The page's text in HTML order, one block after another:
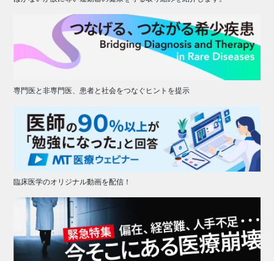
専門医と非専門医、患者と社会をつなぐヒントを提示
臨床医学のオリジナル動画を配信！